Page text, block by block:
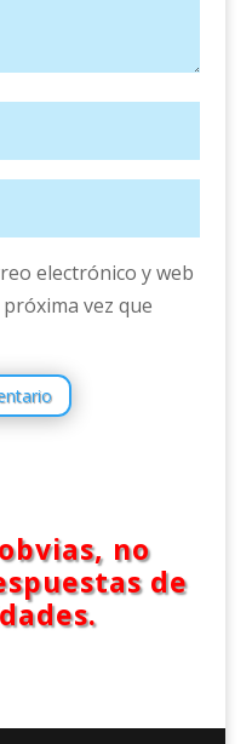
electrónico y web
vez que
no
de